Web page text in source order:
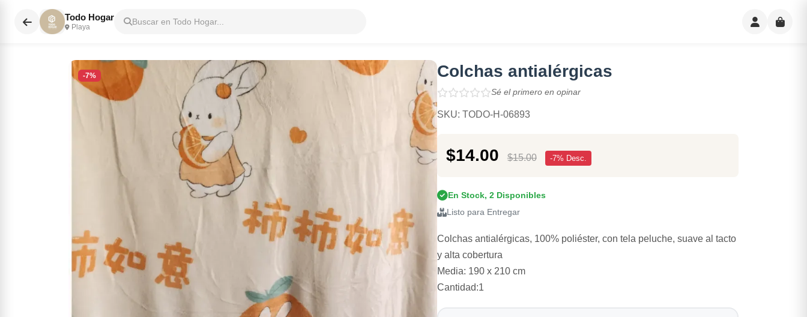
Todo Hogar
Playa
Buscar en Todo Hogar...
-7% Colchas antialérgicas
Sé el primero en opinar
SKU: TODO-H-06893
$14.00 $15.00 -7% Desc.
En Stock, 2 Disponibles
Listo para Entregar
Colchas antialérgicas, 100% poliéster, con tela peluche, suave al tacto
y alta cobertura
Media: 190 x 210 cm
Cantidad:1